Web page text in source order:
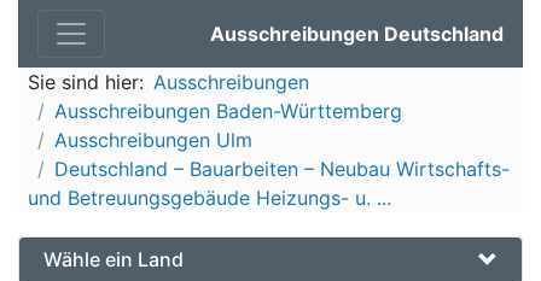
Ausschreibungen Deutschland
Sie sind hier: Ausschreibungen
Ausschreibungen Baden-Württemberg
Ausschreibungen Ulm
Deutschland – Bauarbeiten – Neubau Wirtschafts-
und Betreuungsgebäude Heizungs- u. ...
Wähle ein Land